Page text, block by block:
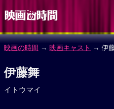
映画の時間 → 映画キャスト → 伊
伊藤舞
イトウマイ